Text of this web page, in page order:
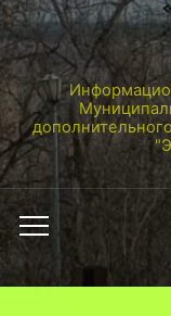
Переключить
мобильное
меню